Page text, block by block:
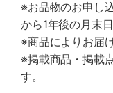
※お品物のお申し
から1年後の月末日
※商品によりお届
※掲載商品・掲載
す。